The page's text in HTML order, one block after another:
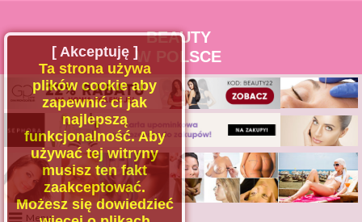
BEAUTY
W POLSCE
Menu
[ Akceptuję ]
Ta strona używa
plików cookie aby
zapewnić ci jak
najlepszą
funkcjonalność. Aby
używać tej witryny
musisz ten fakt
zaakceptować.
Możesz się dowiedzieć